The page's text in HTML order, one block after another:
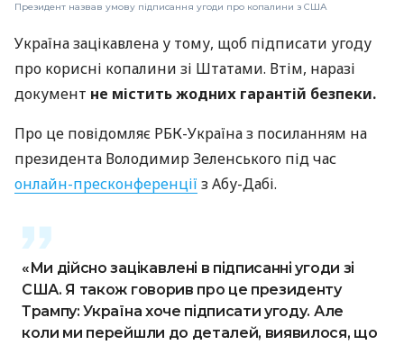
Президент назвав умову підписання угоди про копалини з США
Україна зацікавлена у тому, щоб підписати угоду
про корисні копалини зі Штатами. Втім, наразі
документ не містить жодних гарантій безпеки.
Про це повідомляє РБК-Україна з посиланням на
президента Володимир Зеленського під час
онлайн-пресконференції з Абу-Дабі.
«Ми дійсно зацікавлені в підписанні угоди зі
США. Я також говорив про це президенту
Трампу: Україна хоче підписати угоду. Але
коли ми перейшли до деталей, виявилося, що